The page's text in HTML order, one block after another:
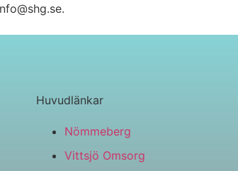
.
Huvudlänkar
Nömmeberg
Vittsjö Omsorg